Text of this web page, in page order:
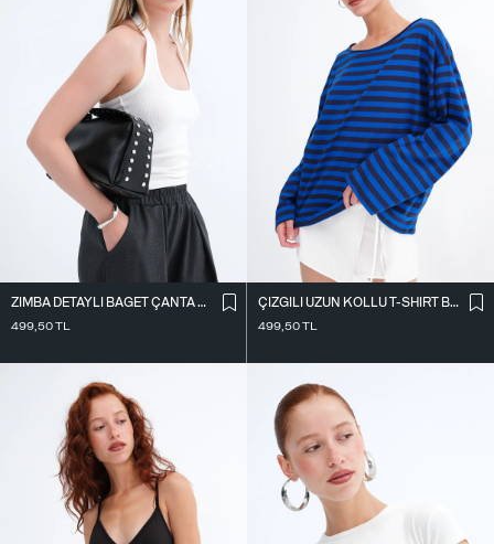
ZIMBA DETAYLI BAGET ÇANTA Ç1063
499,50TL
ÇIZGILI UZUN KOLLU T-SHIRT B10755
499,50TL